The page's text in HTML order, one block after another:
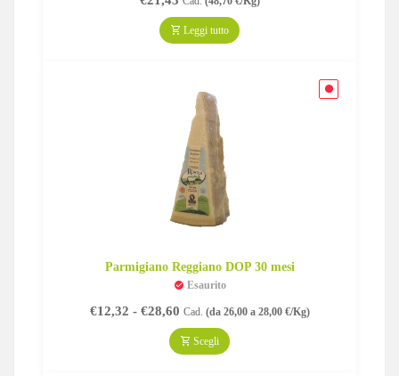
Leggi tutto
Parmigiano Reggiano DOP 30 mesi
Esaurito
€12,32 - €28,60Fascia
prezzo:
da
Cad. (da 26,00 a 28,00 €/Kg)
Scegli